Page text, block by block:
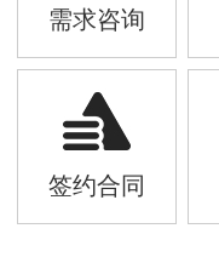
需求咨询
签约合同